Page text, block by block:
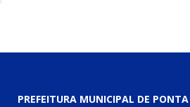
PREFEITURA MUNICIPAL DE PONTA